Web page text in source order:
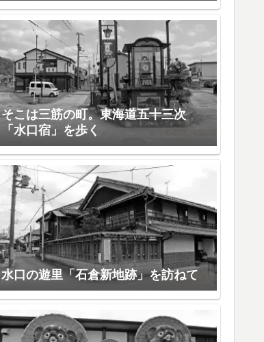
そこは三筋の町。東海道五十三次
「水口宿」を歩く
水口の遊里「石倉新地跡」を訪ねて